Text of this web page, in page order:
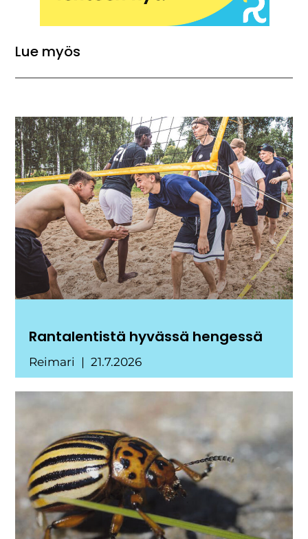
Lue myös
Rantalentistä hyvässä hengessä
Reimari 21.7.2026